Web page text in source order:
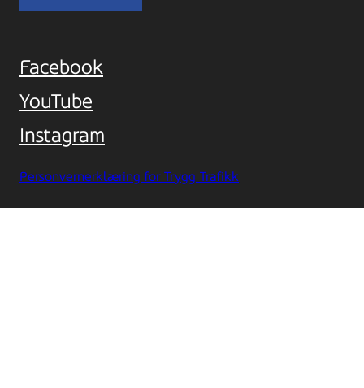
Facebook
YouTube
Instagram
Personvernerklæring for Trygg Trafikk